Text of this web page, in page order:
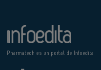
Pharmatech es un portal de Infoedita